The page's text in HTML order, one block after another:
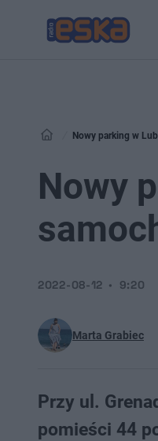
Nowy parking w
Nowy
Marta Grabiec
2022-08-12 9:20
Przy ul.
pomieści 44